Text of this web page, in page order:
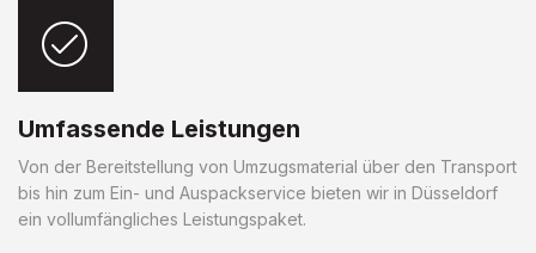
Umfassende Leistungen
Von der Bereitstellung von Umzugsmaterial über den Transport
bis hin zum Ein- und Auspackservice bieten wir in Düsseldorf
ein vollumfängliches Leistungspaket.